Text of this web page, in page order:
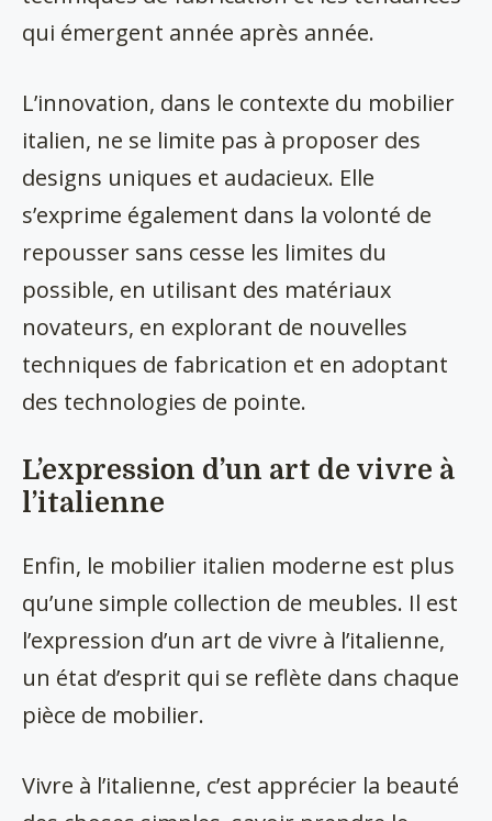
qui émergent année après année.
L’innovation, dans le contexte du mobilier
italien, ne se limite pas à proposer des
designs uniques et audacieux. Elle
s’exprime également dans la volonté de
repousser sans cesse les limites du
possible, en utilisant des matériaux
novateurs, en explorant de nouvelles
techniques de fabrication et en adoptant
des technologies de pointe.
L’expression d’un art de vivre à
l’italienne
Enfin, le mobilier italien moderne est plus
qu’une simple collection de meubles. Il est
l’expression d’un art de vivre à l’italienne,
un état d’esprit qui se reflète dans chaque
pièce de mobilier.
Vivre à l’italienne, c’est apprécier la beauté